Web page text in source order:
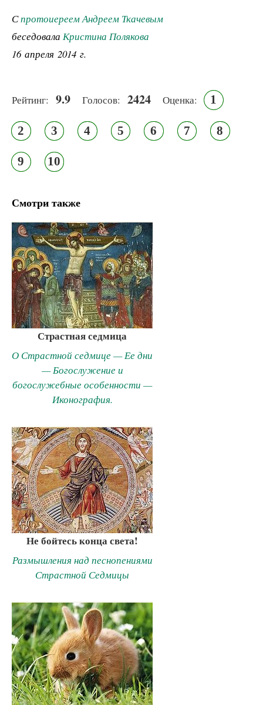
Спротоиереем Андреем Ткачевым
беседовала Кристина Полякова
16 апреля 2014 г.
Рейтинг: 9.9 Голосов: 2424 Оценка: 1
2 3 4 5 6 7 8
9 10
Смотри также
Страстная седмица
О Страстной седмице — Ее дни
— Богослужение и
богослужебные особенности —
Иконография.
Не бойтесь конца света!
Размышления над песнопениями
Страстной Седмицы